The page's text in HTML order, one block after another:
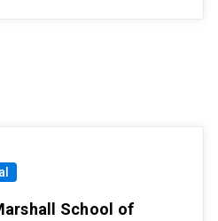
School of